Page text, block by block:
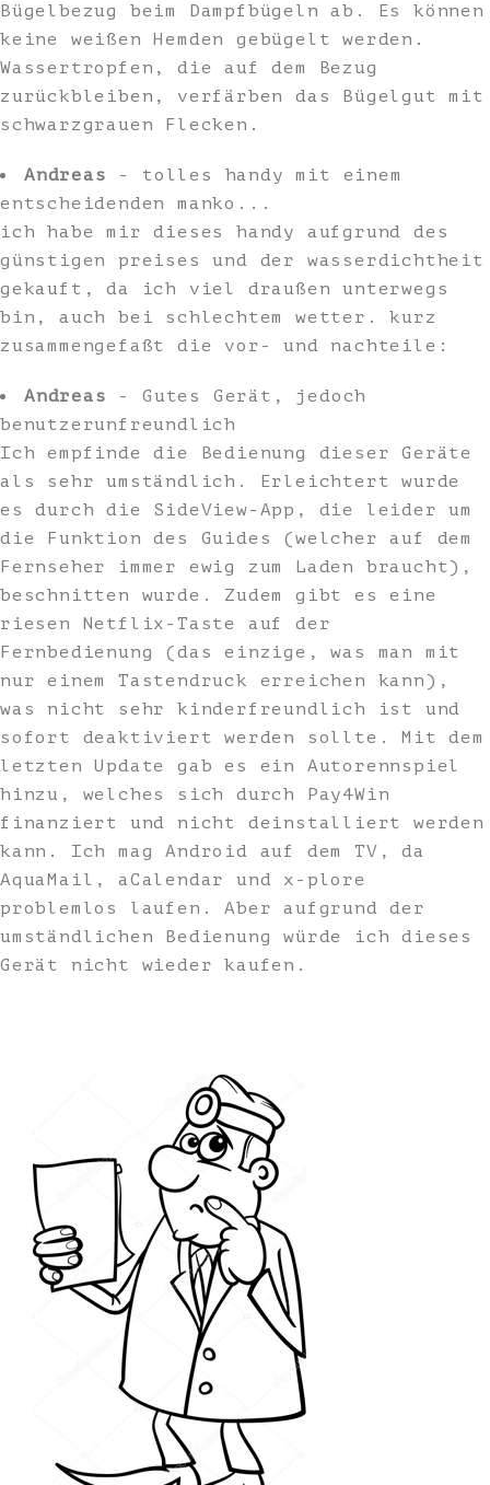
Bügelbezug beim Dampfbügeln ab. Es können
keine weißen Hemden gebügelt werden.
Wassertropfen, die auf dem Bezug
zurückbleiben, verfärben das Bügelgut mit
schwarzgrauen Flecken.
Andreas - tolles handy mit einem
entscheidenden manko...
ich habe mir dieses handy aufgrund des
günstigen preises und der wasserdichtheit
gekauft, da ich viel draußen unterwegs
bin, auch bei schlechtem wetter. kurz
zusammengefaßt die vor- und nachteile:
Andreas - Gutes Gerät, jedoch
benutzerunfreundlich
Ich empfinde die Bedienung dieser Geräte
als sehr umständlich. Erleichtert wurde
es durch die SideView-App, die leider um
die Funktion des Guides (welcher auf dem
Fernseher immer ewig zum Laden braucht),
beschnitten wurde. Zudem gibt es eine
riesen Netflix-Taste auf der
Fernbedienung (das einzige, was man mit
nur einem Tastendruck erreichen kann),
was nicht sehr kinderfreundlich ist und
sofort deaktiviert werden sollte. Mit dem
letzten Update gab es ein Autorennspiel
hinzu, welches sich durch Pay4Win
finanziert und nicht deinstalliert werden
kann. Ich mag Android auf dem TV, da
AquaMail, aCalendar und x-plore
problemlos laufen. Aber aufgrund der
umständlichen Bedienung würde ich dieses
Gerät nicht wieder kaufen.